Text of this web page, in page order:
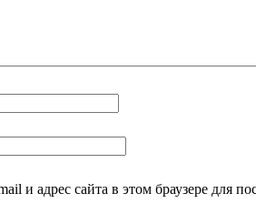
и адрес сайта в этом браузере для